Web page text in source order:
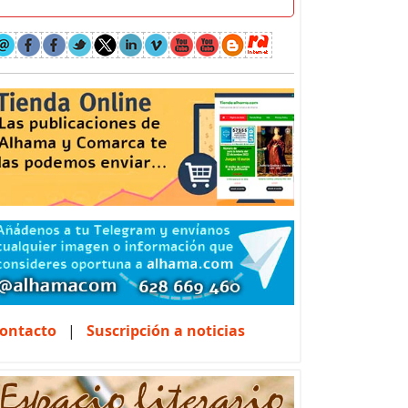
| Suscripción a noticias